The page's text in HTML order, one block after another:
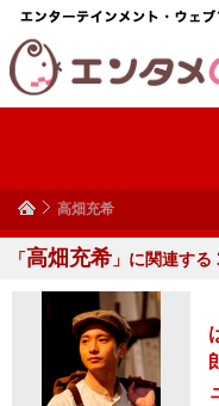
高畑充希
「高畑充希 」に関連する